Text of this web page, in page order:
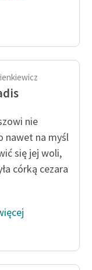
nie
nawet na myśl
się jej woli,
córką cezara